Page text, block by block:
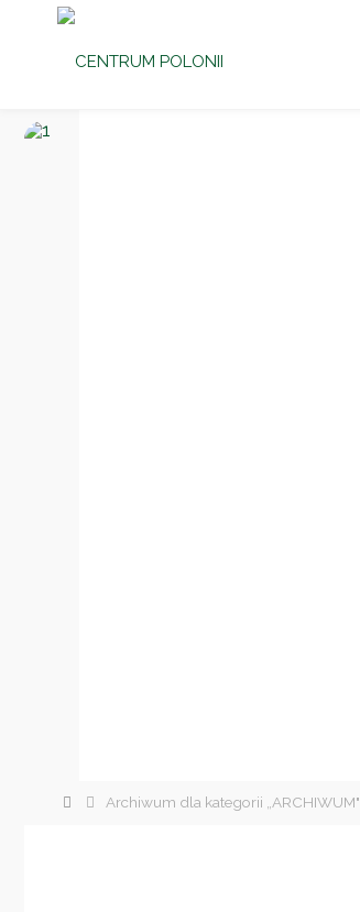
StronaArchiwum dla kategorii „ARCHIWUM"